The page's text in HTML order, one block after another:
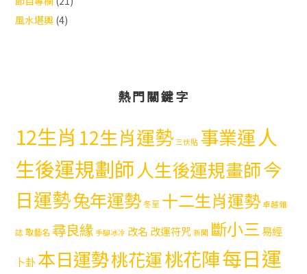
風水堪輿 (4)
熱門關鍵字
12生肖 12生肖運勢 三伏貼 事業運人
生後運規劃師 人生後運規畫師今
日運勢兔年運勢冬至 十二生肖運勢 卓越雜
誌 取藝名 尋良緣 手腳冰冷 改名 改運符咒 新聞 斷小三易經
卜卦本日運勢桃花運桃花陣每日運